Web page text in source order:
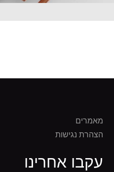
מאמרים
הצהרת נגישות
עקבו אחרינו